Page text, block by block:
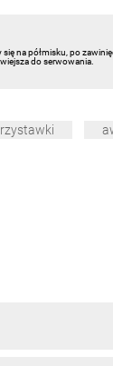
na półmisku, po
do serwowania.